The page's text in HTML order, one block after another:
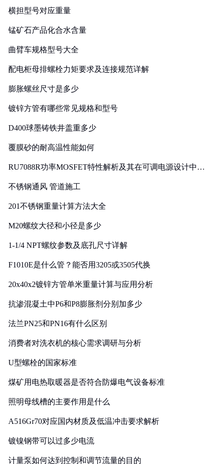
横担型号对应重量
锰矿石产品化合水含量
曲臂车规格型号大全
配电柜母排螺栓力矩要求及连接规范详解
膨胀螺丝尺寸是多少
镀锌方管有哪些常见规格和型号
D400球墨铸铁井盖重多少
覆膜砂的耐高温性能如何
RU7088R功率MOSFET特性解析及其在可调电源设计中的
不锈钢通风 管道施工
201不锈钢重量计算方法大全
M20螺纹大径和小径是多少
1-1/4 NPT螺纹参数及底孔尺寸详解
F1010E是什么管？能否用3205或3505代换
20x40x2镀锌方管单米重量计算与应用分析
抗渗混凝土中P6和P8膨胀剂分别加多少
法兰PN25和PN16有什么区别
消费者对洗衣机的核心需求调研与分析
U型螺栓的国家标准
煤矿用电热取暖器是否符合防爆电气设备标准
照明母线槽的主要作用是什么
A516Gr70对应国内材质及低温冲击要求解析
镀镍钢带可以过多少电流
计量泵如何达到控制和调节流量的目的